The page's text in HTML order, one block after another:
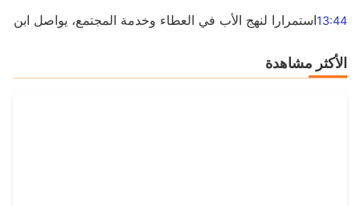
13:44استمرارا لنهج الأب في العطاء وخدمة المجتمع، يواصل ابن
الأكثر مشاهدة